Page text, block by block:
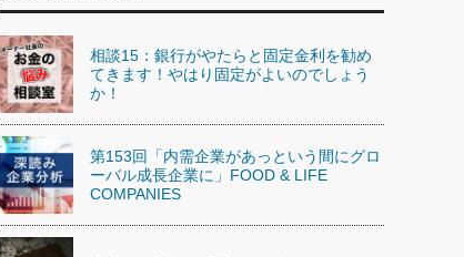
相談15：銀行がやたらと固定金利を勧め
てきます！やはり固定がよいのでしょう
か！
第153回「内需企業があっという間にグロ
ーバル成長企業に」FOOD & LIFE
COMPANIES